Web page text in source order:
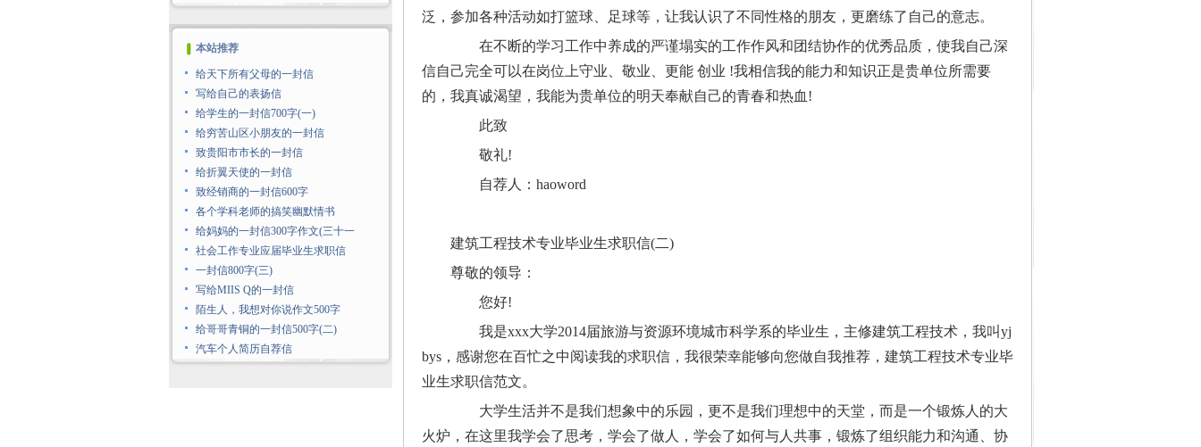
泛，参加各种活动如打篮球、足球等，让我认识了不同性格的朋友，更磨练了自己的意志。
在不断的学习工作中养成的严谨塌实的工作作风和团结协作的优秀品质，使我自己深
信自己完全可以在岗位上守业、敬业、更能 创业 !我相信我的能力和知识正是贵单位所需要
的，我真诚渴望，我能为贵单位的明天奉献自己的青春和热血!
此致
敬礼!
自荐人：haoword
建筑工程技术专业毕业生求职信(二)
尊敬的领导：
您好!
我是xxx大学2014届旅游与资源环境城市科学系的毕业生，主修建筑工程技术，我叫yj
bys，感谢您在百忙之中阅读我的求职信，我很荣幸能够向您做自我推荐，建筑工程技术专业毕
业生求职信范文。
大学生活并不是我们想象中的乐园，更不是我们理想中的天堂，而是一个锻炼人的大
火炉，在这里我学会了思考，学会了做人，学会了如何与人共事，锻炼了组织能力和沟通、协
本站推荐
给天下所有父母的一封信
写给自己的表扬信
给学生的一封信700字(一)
给穷苦山区小朋友的一封信
致贵阳市市长的一封信
给折翼天使的一封信
致经销商的一封信600字
各个学科老师的搞笑幽默情书
给妈妈的一封信300字作文(三十一
社会工作专业应届毕业生求职信
一封信800字(三)
写给MIIS Q的一封信
陌生人，我想对你说作文500字
给哥哥青铜的一封信500字(二)
汽车个人简历自荐信